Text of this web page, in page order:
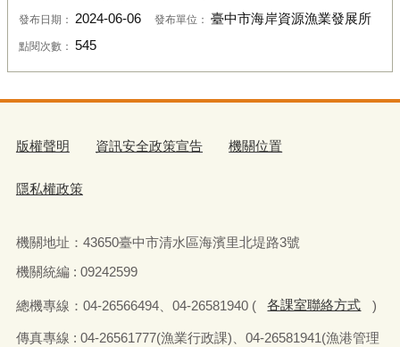
發布日期： 2024-06-06 發布單位： 臺中市海岸資源漁業發展所
點閱次數： 545
版權聲明 資訊安全政策宣告 機關位置
隱私權政策
機關地址： 43650臺中市清水區海濱里北堤路3號
機關統編 : 09242599
總機專線： 04-26566494、 04-26581940 ( 各課室聯絡方式 )
傳真專線 : 04-26561777(漁業行政課) 04-26581941(漁港管理